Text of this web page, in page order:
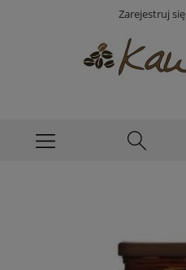
Zarejestruj się